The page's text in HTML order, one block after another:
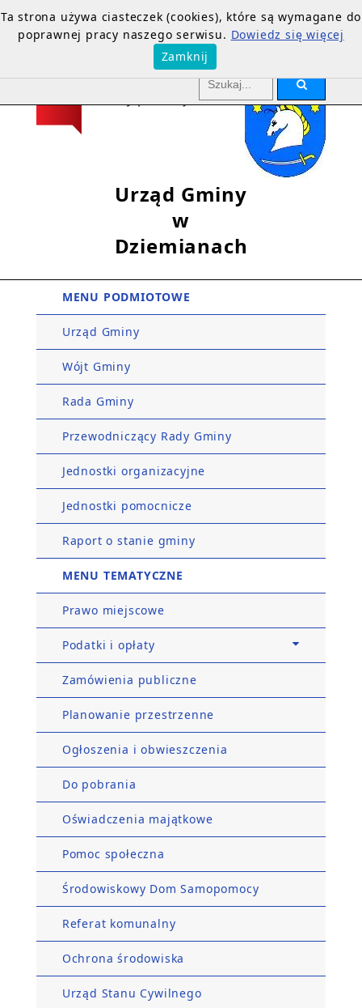
Urząd Gminy
w
Dziemianach
MENU PODMIOTOWE
Urząd Gminy
Wójt Gminy
Rada Gminy
Przewodniczący Rady Gminy
Jednostki organizacyjne
Jednostki pomocnicze
Raport o stanie gminy
MENU TEMATYCZNE
Prawo miejscowe
Podatki i opłaty
Zamówienia publiczne
Planowanie przestrzenne
Ogłoszenia i obwieszczenia
Do pobrania
Oświadczenia majątkowe
Pomoc społeczna
Środowiskowy Dom Samopomocy
Referat komunalny
Ochrona środowiska
Urząd Stanu Cywilnego
Ta strona używa ciasteczek (cookies), które są wymagane do
poprawnej pracy naszego serwisu. Dowiedz się więcej
Zamknij